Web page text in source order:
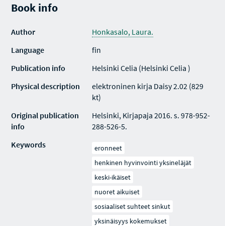
Book info
Author
Honkasalo, Laura.
Language
fin
Publication info
Helsinki Celia (Helsinki Celia )
Physical description
elektroninen kirja Daisy 2.02 (829
kt)
Original publication
info
Helsinki, Kirjapaja 2016. s. 978-952-
288-526-5.
Keywords
eronneet
henkinen hyvinvointi yksineläjät
keski-ikäiset
nuoret aikuiset
sosiaaliset suhteet sinkut
yksinäisyys kokemukset